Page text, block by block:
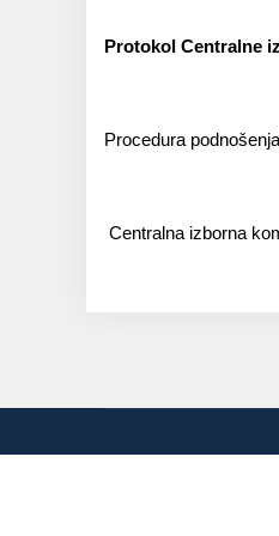
Protokol Centralne
Procedura
Centralna izborna